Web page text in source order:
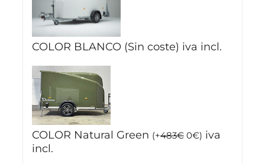
COLOR BLANCO (Sin coste) iva incl.
COLOR Natural Green (+483€ 0€) iva
incl.